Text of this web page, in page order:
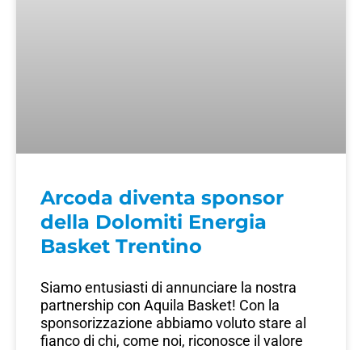
Arcoda diventa sponsor
della Dolomiti Energia
Basket Trentino
Siamo entusiasti di annunciare la nostra
partnership con Aquila Basket! Con la
sponsorizzazione abbiamo voluto stare al
fianco di chi, come noi, riconosce il valore